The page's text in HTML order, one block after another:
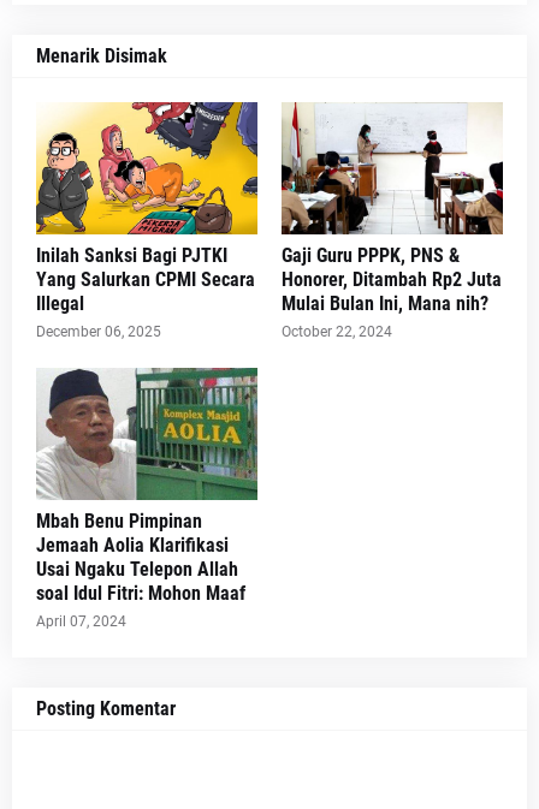
Menarik Disimak
Inilah Sanksi Bagi PJTKI
Yang Salurkan CPMI Secara
Illegal
December 06, 2025
Gaji Guru PPPK, PNS &
Honorer, Ditambah Rp2 Juta
Mulai Bulan Ini, Mana nih?
October 22, 2024
Mbah Benu Pimpinan
Jemaah Aolia Klarifikasi
Usai Ngaku Telepon Allah
soal Idul Fitri: Mohon Maaf
April 07, 2024
Posting Komentar